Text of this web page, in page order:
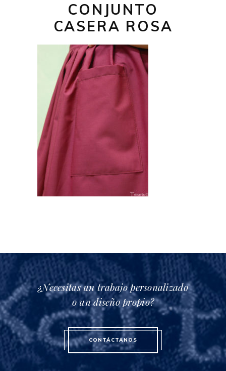
CONJUNTO
CASERA ROSA
¿Necesitas un trabajo personalizado
o un diseño propio?
CONTÁCTANOS